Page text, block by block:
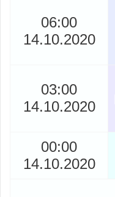
06:00
14.10.2020
03:00
14.10.2020
00:00
14.10.2020